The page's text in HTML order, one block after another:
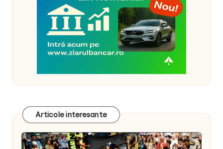
Articole interesante